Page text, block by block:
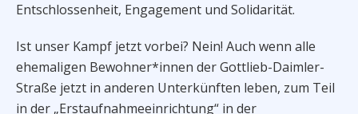
Entschlossenheit, Engagement und Solidarität.
Ist unser Kampf jetzt vorbei? Nein! Auch wenn alle
ehemaligen Bewohner*innen der Gottlieb-Daimler-
Straße jetzt in anderen Unterkünften leben, zum Teil
in der „Erstaufnahmeeinrichtung“ in der